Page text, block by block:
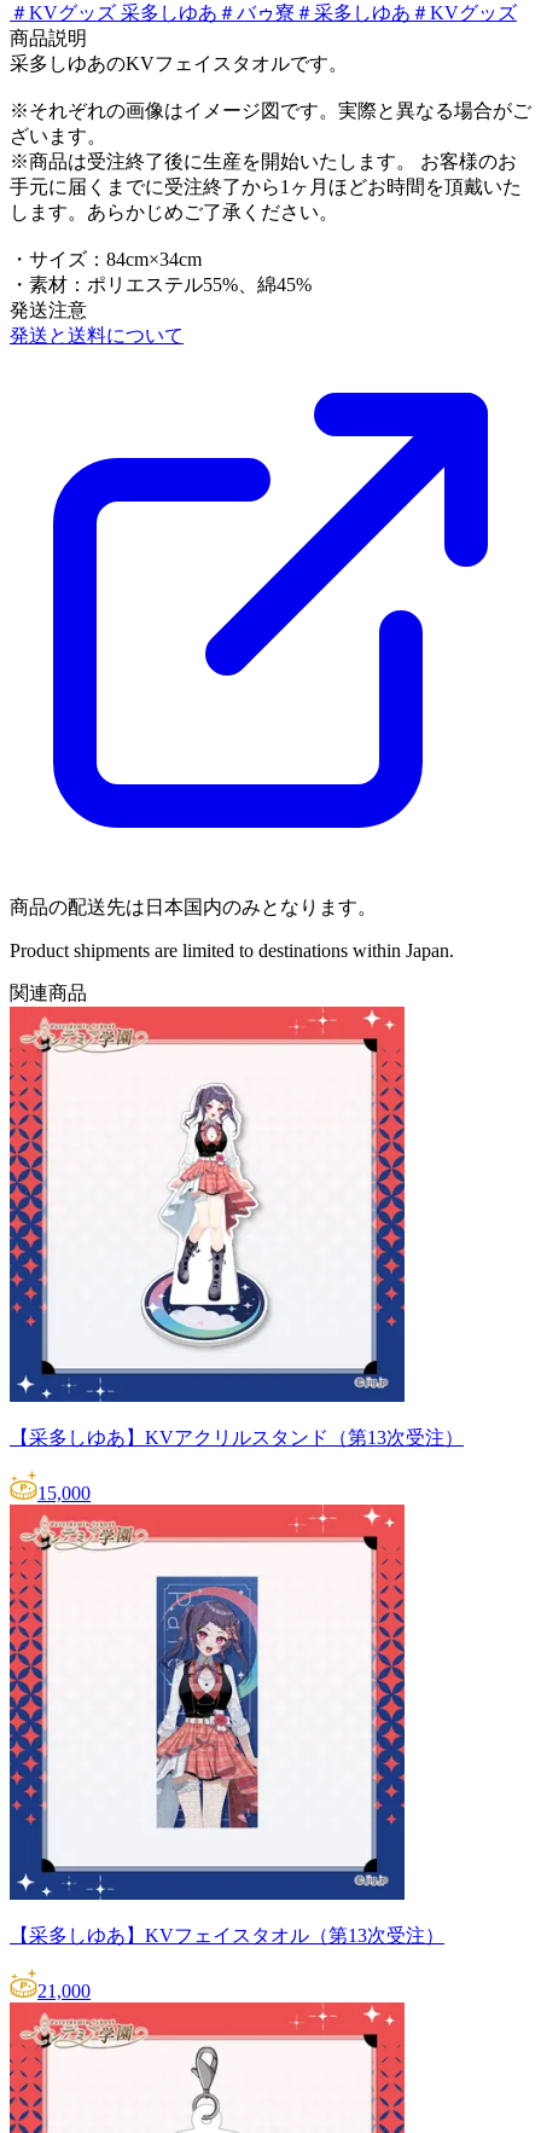
＃KVグッズ 采多しゆあ ＃バゥ寮 ＃采多しゆあ ＃KVグッズ
商品説明
采多しゆあのKVフェイスタオルです。
※それぞれの画像はイメージ図です。実際と異なる場合がご
ざいます。
※商品は受注終了後に生産を開始いたします。 お客様のお
手元に届くまでに受注終了から1ヶ月ほどお時間を頂戴いた
します。あらかじめご了承ください。
・サイズ：84cm×34cm
・素材：ポリエステル55%、綿45%
発送注意
発送と送料について
商品の配送先は日本国内のみとなります。
Product shipments are limited to destinations within Japan.
関連商品
【采多しゆあ】KVアクリルスタンド（第13次受注）
15,000
【采多しゆあ】KVフェイスタオル（第13次受注）
21,000